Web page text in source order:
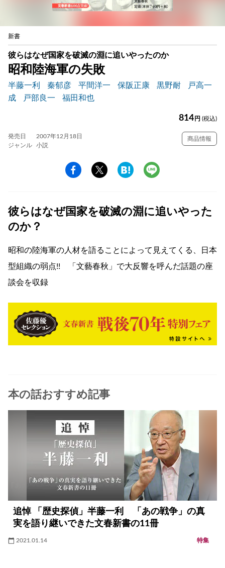
新書
彼らはなぜ国家を破滅の淵に追いやったのか
昭和陸海軍の失敗
半藤一利 秦郁彦 平間洋一 保阪正康 黒野耐
戸高一
成
戸部良一 福田和也
814 円 (税込)
発売日
2007年12月18日
ジャンル
小説
商品情報
彼らはなぜ国家を破滅の淵に追いやった
のか？
昭和の陸海軍の人材を語ることによって見えてくる、日本
型組織の弱点!! 「文藝春秋」で大反響を呼んだ話題の座
談会を収録
本の話おすすめ記事
追悼 「歴史探偵」半藤一利 「あの戦争」の真
実を語り継いできた文春新書の11冊
2021.01.14 特集